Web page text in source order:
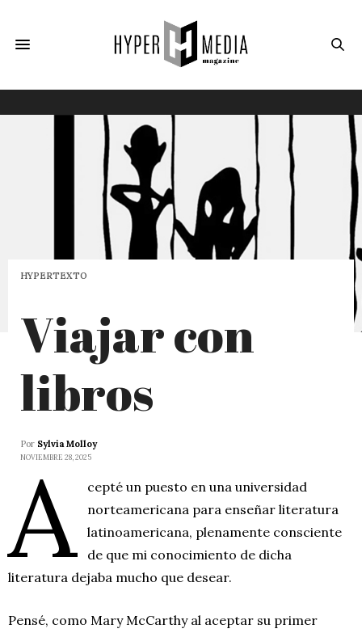
HYPERTEXTO
Viajar con
libros
Por Sylvia Molloy
NOVIEMBRE 28, 2025
A
cepté un puesto en una universidad
norteamericana para enseñar literatura
latinoamericana, plenamente consciente
de que mi conocimiento de dicha
literatura dejaba mucho que desear.
Pensé, como Mary McCarthy al aceptar su primer